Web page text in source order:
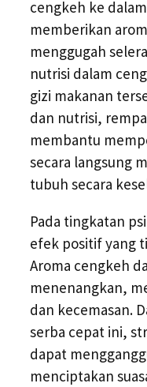
cengkeh ke
memberikan
menggugah
nutrisi dalam
gizi makanan
dan nutrisi,
membantu
secara langsung
tubuh secara
Pada tingkatan
efek positif yang
Aroma cengkeh
menenangkan,
dan kecemasan.
serba cepat ini,
dapat
menciptakan